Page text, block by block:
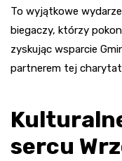
To wyjątkowe
biegaczy, którzy
zyskując wsparcie
partnerem tej
sercu